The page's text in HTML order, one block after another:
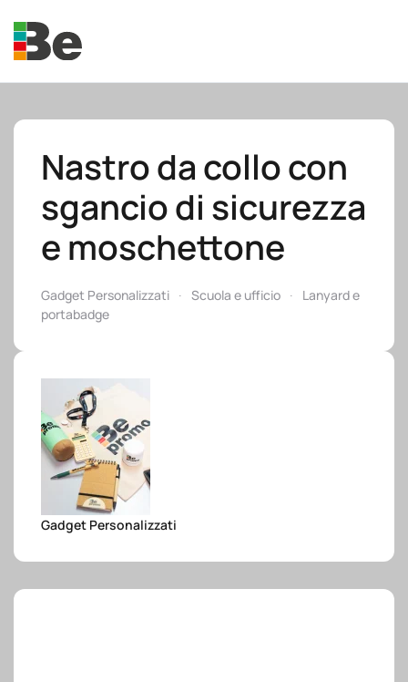
Skip to main content
Nastro da collo con
sgancio di sicurezza
e moschettone
Gadget Personalizzati Scuola e ufficio
Lanyard e
portabadge
Gadget Personalizzati